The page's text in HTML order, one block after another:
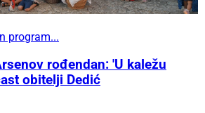
program...
rođendan: 'U kaležu
obitelji Dedić